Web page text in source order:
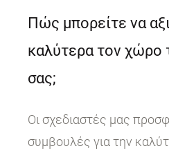
Πώς μπορείτε να
καλύτερα τον χώρο
σας;
Οι σχεδιαστές μας
συμβουλές για την